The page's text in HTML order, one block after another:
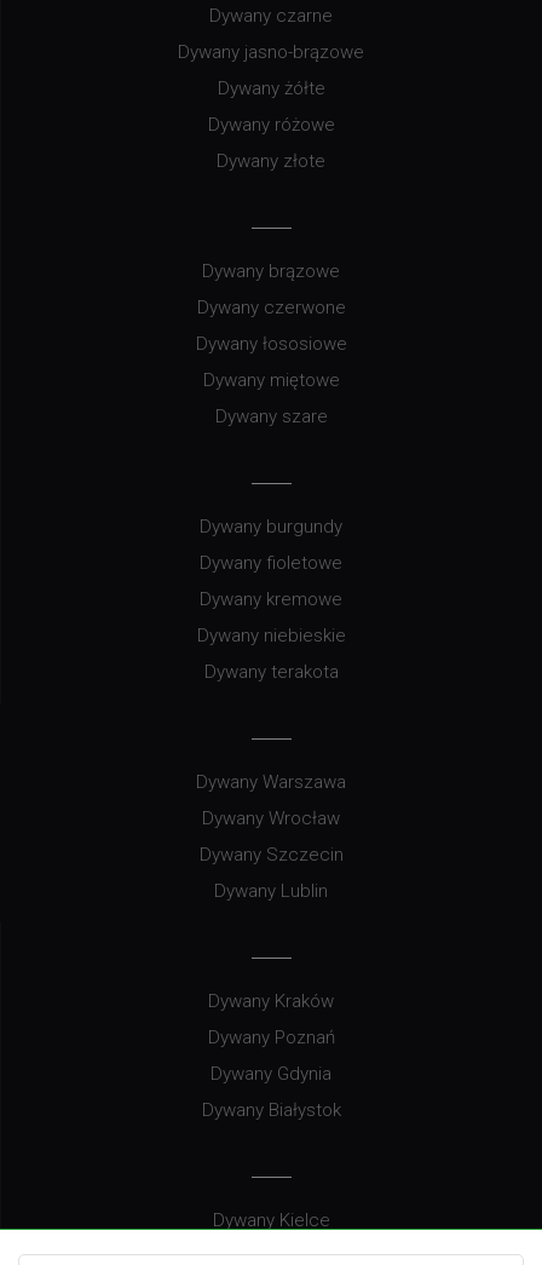
Dywany czarne
Dywany jasno-brązowe
Dywany żółte
Dywany różowe
Dywany złote
Dywany brązowe
Dywany czerwone
Dywany łososiowe
Dywany miętowe
Dywany szare
Dywany burgundy
Dywany fioletowe
Dywany kremowe
Dywany niebieskie
Dywany terakota
Dywany Warszawa
Dywany Wrocław
Dywany Szczecin
Dywany Lublin
Dywany Kraków
Dywany Poznań
Dywany Gdynia
Dywany Białystok
Dywany Kielce
Dywany Gdańsk